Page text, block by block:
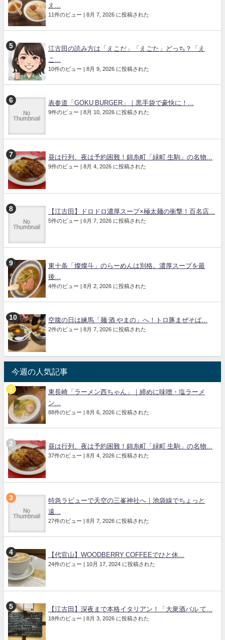
え...
11件のビュー | 8月 7, 2026 に投稿された
江古田の読み方は「えこだ」「えごた」どっち？「え
こ...
10件のビュー | 8月 9, 2026 に投稿された
表参道「GOKU BURGER」｜黒手袋で豪快に！...
9件のビュー | 8月 10, 2026 に投稿された
昼は行列、夜は予約困難！錦糸町「緑町 生駒」の名物...
9件のビュー | 8月 4, 2026 に投稿された
【江古田】ドロドロ濃厚スープ×極太麺の衝撃！百名店...
5件のビュー | 6月 7, 2026 に投稿された
東十条「燦燦斗」のらーめんは別格。濃厚スープを最
後...
4件のビュー | 8月 2, 2026 に投稿された
空腹の日は練馬「麺 酒 やまの」へ！トロ豚まぜそば...
2件のビュー | 8月 7, 2026 に投稿された
今週の人気記事
東長崎「ラーメン西ちゃん」｜締めに味噌・塩ラーメ
ン...
88件のビュー | 8月 6, 2026 に投稿された
昼は行列、夜は予約困難！錦糸町「緑町 生駒」の名物...
37件のビュー | 8月 4, 2026 に投稿された
特急ラビューで天空の三峯神社へ｜池袋線でちょっと
遠...
27件のビュー | 8月 7, 2026 に投稿された
【代官山】WOODBERRY COFFEEでひと休...
24件のビュー | 10月 17, 2024 に投稿された
【江古田】深夜まで本格イタリアン！「大衆酒バル て...
18件のビュー | 8月 3, 2026 に投稿された